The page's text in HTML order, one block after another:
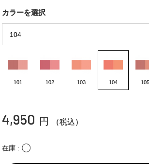
カラーを選択
101 102 103 104 105
4,950 円 （税込）
在庫 〇